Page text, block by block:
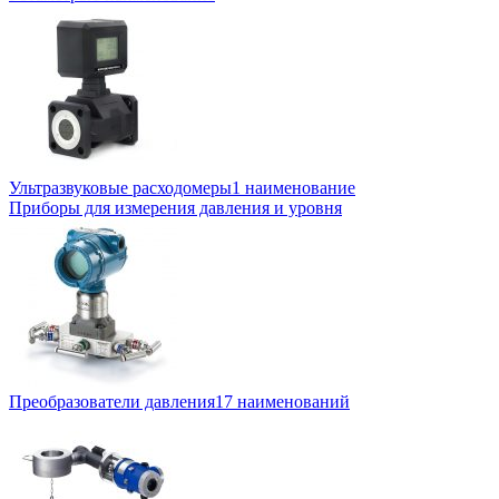
Ультразвуковые расходомеры1 наименование
Приборы для измерения давления и уровня
Преобразователи давления17 наименований